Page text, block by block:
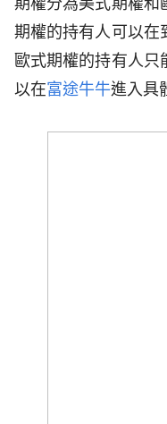
期權的持有人可以在
歐式期權的持有人只
以在富途牛牛進入具